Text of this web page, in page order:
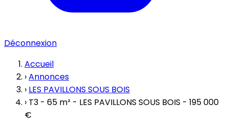
Déconnexion
Accueil
›Annonces
› LES PAVILLONS SOUS BOIS
› T3 - 65 m² - LES PAVILLONS SOUS BOIS - 195 000
€